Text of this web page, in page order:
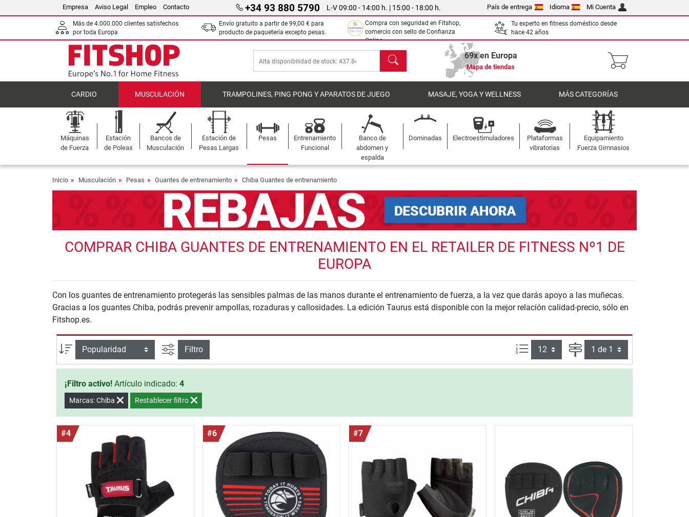
Empresa Aviso Legal Empleo Contacto +34 93 880 5790 L-V 09:00 - 14:00 h. | 15:00 - 18:00 h. País de entrega Idioma Mi Cuenta
Más de 4.000.000 clientes satisfechos
por toda Europa
Envío gratuito a partir de 99,00 € para
producto de paquetería excepto pesas.
Compra con seguridad en Fitshop,
comercio con sello de Confianza
Online.
Tu experto en fitness doméstico desde
hace 42 años
Buscar 69x en Europa
Mapa de tiendas
CARDIO MUSCULACIÓN TRAMPOLINES, PING PONG Y APARATOS DE JUEGO MASAJE, YOGA Y WELLNESS MÁS CATEGORÍAS
Máquinas
de Fuerza
Estación
de Poleas
Bancos de
Musculación
Estación de
Pesas Largas
Pesas
Entrenamiento
Funcional
Banco de
abdomen y
espalda
Dominadas Electroestimuladores
Plataformas
vibratorias
Equipamiento
Fuerza Gimnasios
Inicio Musculación Pesas Guantes de entrenamiento Chiba Guantes de entrenamiento
COMPRAR CHIBA GUANTES DE ENTRENAMIENTO EN EL RETAILER DE FITNESS Nº1 DE
EUROPA
Con los guantes de entrenamiento protegerás las sensibles palmas de las manos durante el entrenamiento de fuerza, a la vez que darás apoyo a las muñecas.
Gracias a los guantes Chiba, podrás prevenir ampollas, rozaduras y callosidades. La edición Taurus está disponible con la mejor relación calidad-precio, sólo en
Fitshop.es.
Ordenar por Busqueda avanzada
Filtro Artículos por página:
Página
¡Filtro activo! Artículo indicado: 4
Marcas: Chiba Restablecer filtro
#4 #6 #7